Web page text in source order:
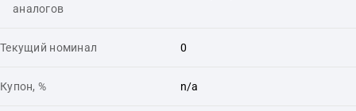
аналогов
Текущий номинал 0
Купон, % n/a